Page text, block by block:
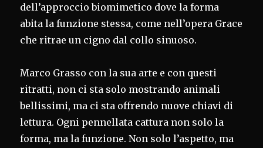
dell’approccio biomimetico dove la forma
abita la funzione stessa, come nell’opera Grace
che ritrae un cigno dal collo sinuoso.
Marco Grasso con la sua arte e con questi
ritratti, non ci sta solo mostrando animali
bellissimi, ma ci sta offrendo nuove chiavi di
lettura. Ogni pennellata cattura non solo la
forma, ma la funzione. Non solo l’aspetto, ma